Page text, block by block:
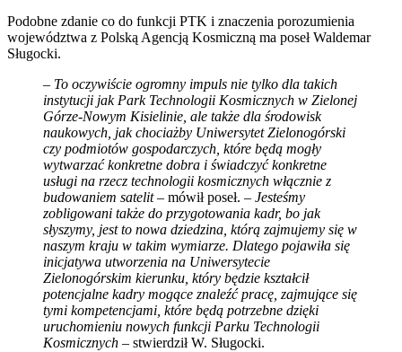
Podobne zdanie co do funkcji PTK i znaczenia porozumienia
województwa z Polską Agencją Kosmiczną ma poseł Waldemar
Sługocki.
– To oczywiście ogromny impuls nie tylko dla takich
instytucji jak Park Technologii Kosmicznych w Zielonej
Górze-Nowym Kisielinie, ale także dla środowisk
naukowych, jak chociażby Uniwersytet Zielonogórski
czy podmiotów gospodarczych, które będą mogły
wytwarzać konkretne dobra i świadczyć konkretne
usługi na rzecz technologii kosmicznych włącznie z
budowaniem satelit– mówił poseł. – Jesteśmy
zobligowani także do przygotowania kadr, bo jak
słyszymy, jest to nowa dziedzina, którą zajmujemy się w
naszym kraju w takim wymiarze. Dlatego pojawiła się
inicjatywa utworzenia na Uniwersytecie
Zielonogórskim kierunku, który będzie kształcił
potencjalne kadry mogące znaleźć pracę, zajmujące się
tymi kompetencjami, które będą potrzebne dzięki
uruchomieniu nowych funkcji Parku Technologii
Kosmicznych – stwierdził W. Sługocki.